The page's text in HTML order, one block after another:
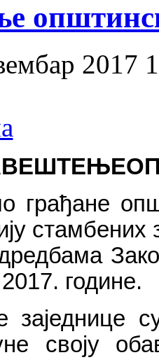
2017
грађане
године.
заједнице
своју